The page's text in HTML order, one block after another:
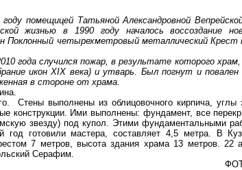
помещицей Татьяной Александровной
жизнью в 1990 году началось воссоздание
Поклонный четырехметровый металлический
года случился пожар, в результате которого
икон XIX века) и утварь. Был погнут и
в стороне от храма.
Стены выполнены из облицовочного кирпича, углы
конструкции. Ими выполнены: фундамент, все
звезду) под купол. Этими фундаментальными
год готовили мастера, составляет4,5 метра. В
7 метров, высота здания храма 13 метров. 22
Серафим.